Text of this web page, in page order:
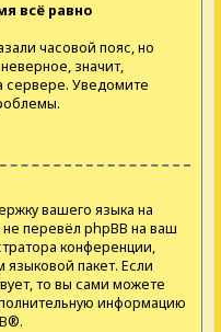
всё равно
часовой пояс, но
значит,
сервере. Уведомите
вашего языка на
перевёл phpBB на ваш
конференции,
пакет. Если
то вы сами можете
информацию
®.